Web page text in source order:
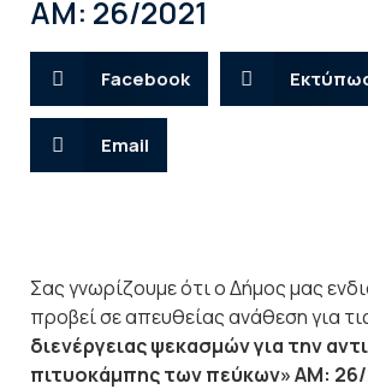
ΑΜ: 26/2021
Facebook
Email
Σας γνωρίζουμε ότι ο Δήμος μας
προβεί σε απευθείας ανάθεση για
διενέργειας ψεκασμών για την
πιτυοκάμπης των πεύκων» ΑΜ: 26/